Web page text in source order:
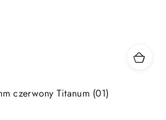
czerwony Titanum (01)